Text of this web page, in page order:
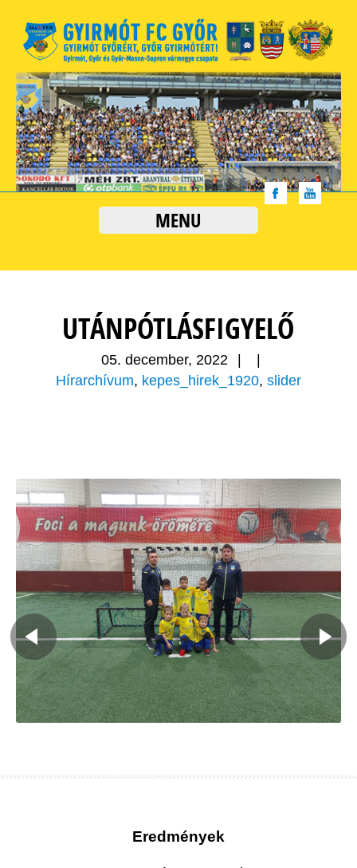
MENU
UTÁNPÓTLÁSFIGYELŐ
05. december, 2022
Hírarchívum, kepes_hirek_1920, slider
Eredmények